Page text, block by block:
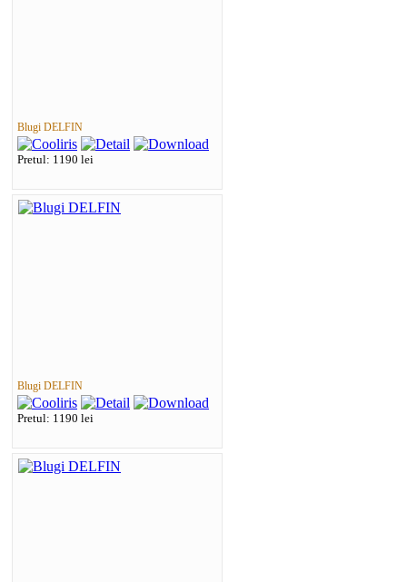
Blugi DELFIN
Pretul: 1190 lei
Blugi DELFIN
Pretul: 1190 lei